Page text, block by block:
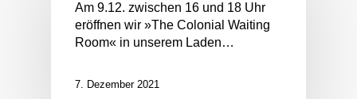
Am 9.12. zwischen 16 und 18 Uhr
eröffnen wir »The Colonial Waiting
Room« in unserem Laden…
7. Dezember 2021